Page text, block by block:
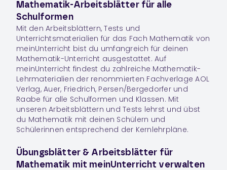
Mathematik-Arbeitsblätter für alle
Schulformen
Mit den Arbeitsblättern, Tests und
Unterrichtsmaterialien für das Fach Mathematik von
meinUnterricht bist du umfangreich für deinen
Mathematik-Unterricht ausgestattet. Auf
meinUnterricht findest du zahlreiche Mathematik-
Lehrmaterialien der renommierten Fachverlage AOL
Verlag, Auer, Friedrich, Persen/Bergedorfer und
Raabe für alle Schulformen und Klassen. Mit
unseren Arbeitsblättern und Tests lehrst und übst
du Mathematik mit deinen Schülern und
Schülerinnen entsprechend der Kernlehrpläne.
Übungsblätter & Arbeitsblätter für
Mathematik mit meinUnterricht verwalten